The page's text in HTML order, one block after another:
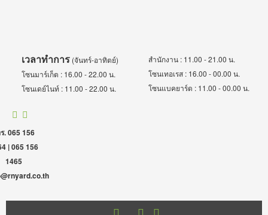
เวลาทำการ(จันทร์-อาทิตย์)
โซนมาร์เก็ต : 16.00 - 22.00 น.
โซนเดย์ไนท์ : 11.00 - 22.00 น.
สำนักงาน : 11.00 - 21.00 น.
โซนเทอเรส : 16.00 - 00.00 น.
โซนแบคยาร์ด : 11.00 - 00.00 น.
. 065 156
| 065 156
1465